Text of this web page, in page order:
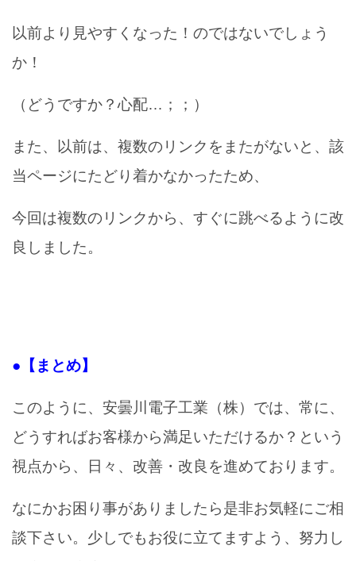
以前より見やすくなった！のではないでしょう
か！
（どうですか？心配…；；）
また、以前は、複数のリンクをまたがないと、該
当ページにたどり着かなかったため、
今回は複数のリンクから、すぐに跳べるように改
良しました。
●【まとめ】
このように、安曇川電子工業（株）では、常に、
どうすればお客様から満足いただけるか？という
視点から、日々、改善・改良を進めております。
なにかお困り事がありましたら是非お気軽にご相
談下さい。少しでもお役に立てますよう、努力し